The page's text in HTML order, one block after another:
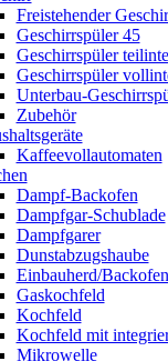
Freistehender
Geschirrspüler 45
Geschirrspüler
Geschirrspüler
Unterbau-
Zubehör
Kaffeevollautomaten
Dampf-Backofen
Dampfgar-Schublade
Dampfgarer
Dunstabzugshaube
Einbauherd/Backofen
Gaskochfeld
Kochfeld
Kochfeld mit
Mikrowelle